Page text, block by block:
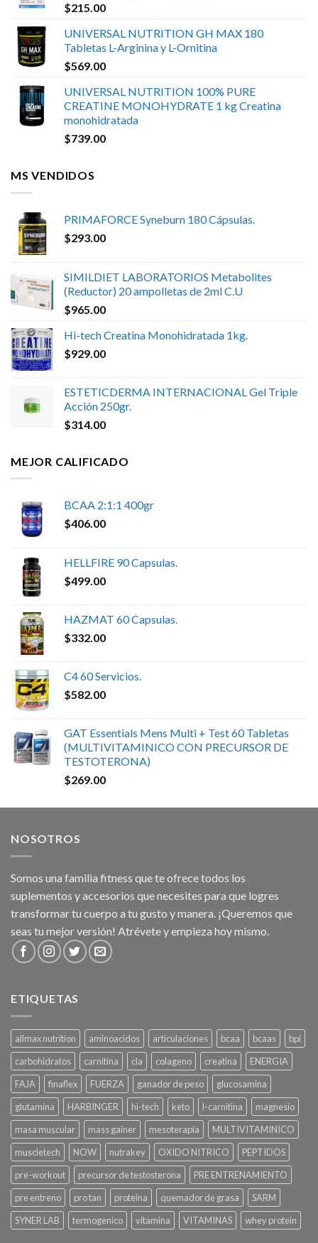
$215.00
UNIVERSAL NUTRITION GH MAX 180
Tabletas L-Arginina y L-Ornitina
$569.00
UNIVERSAL NUTRITION 100% PURE
CREATINE MONOHYDRATE 1 kg Creatina
monohidratada
$739.00
MS VENDIDOS
PRIMAFORCE Syneburn 180 Cápsulas.
$293.00
SIMILDIET LABORATORIOS Metabolites
(Reductor) 20 ampolletas de 2ml C.U
$965.00
Hi-tech Creatina Monohidratada 1kg.
$929.00
ESTETICDERMA INTERNACIONAL Gel Triple
Acción 250gr.
$314.00
MEJOR CALIFICADO
BCAA 2:1:1 400gr
$406.00
HELLFIRE 90 Capsulas.
$499.00
HAZMAT 60 Capsulas.
$332.00
C4 60 Servicios.
$582.00
GAT Essentials Mens Multi + Test 60 Tabletas
(MULTIVITAMINICO CON PRECURSOR DE
TESTOTERONA)
$269.00
NOSOTROS
Somos una familia fitness que te ofrece todos los
suplementos y accesorios que necesites para que logres
transformar tu cuerpo a tu gusto y manera. ¡Queremos que
seas tu mejor versión! Atrévete y empieza hoy mismo.
ETIQUETAS
allmax nutrition aminoacidos articulaciones bcaa bcaas
bpi
carbohidratos
carnitina cla colageno creatina
ENERGIA
FAJA
finaflex FUERZA ganador de peso
glucosamina
glutamina
HARBINGER hi-tech keto l-carnitina
magnesio
masa muscular
mass gainer mesoterapia
MULTIVITAMINICO
muscletech
NOW nutrakey OXIDO NITRICO
PEPTIDOS
pre-workout
precursor de testosterona
PRE ENTRENAMIENTO
pre entreno
pro tan proteina quemador de grasa
SARM
SYNER LAB
termogenico vitamina VITAMINAS whey protein